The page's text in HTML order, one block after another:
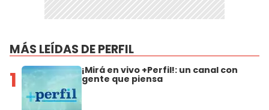
MÁS LEÍDAS DE PERFIL
1 ¡Mirá en vivo +Perfil!: un canal con
gente que piensa